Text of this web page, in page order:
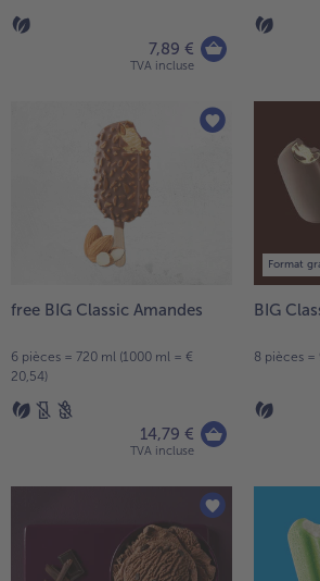
7,89 €
TVA incluse
free BIG Classic Amandes
6 pièces = 720 ml (1000 ml = €
20,54)
14,79 €
TVA incluse
Format
BIG
8 pièces =